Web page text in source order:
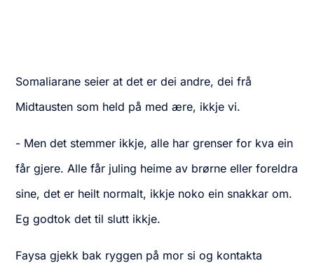
Somaliarane seier at det er dei andre, dei frå
Midtausten som held på med ære, ikkje vi.
- Men det stemmer ikkje, alle har grenser for kva ein
får gjere. Alle får juling heime av brørne eller foreldra
sine, det er heilt normalt, ikkje noko ein snakkar om.
Eg godtok det til slutt ikkje.
Faysa gjekk bak ryggen på mor si og kontakta